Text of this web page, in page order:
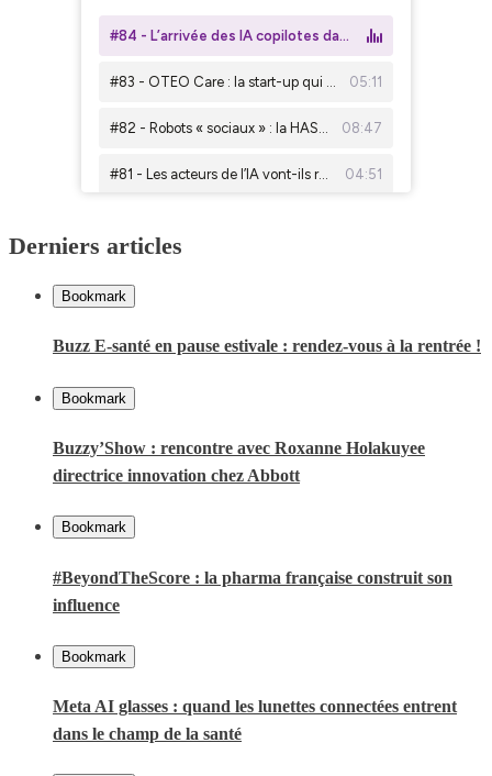
Derniers articles
Bookmark
Buzz E-santé en pause estivale : rendez-vous à la rentrée !
Bookmark
Buzzy’Show : rencontre avec Roxanne Holakuyee
directrice innovation chez Abbott
Bookmark
#BeyondTheScore : la pharma française construit son
influence
Bookmark
Meta AI glasses : quand les lunettes connectées entrent
dans le champ de la santé